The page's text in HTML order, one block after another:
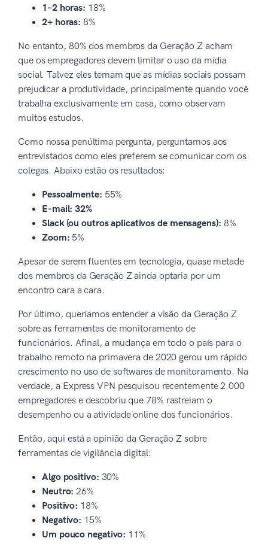
1–2 horas: 18%
2+ horas: 8%
No entanto, 80% dos membros da Geração Z acham
que os empregadores devem limitar o uso da mídia
social. Talvez eles temam que as mídias sociais possam
prejudicar a produtividade, principalmente quando você
trabalha exclusivamente em casa, como observam
muitos estudos.
Como nossa penúltima pergunta, perguntamos aos
entrevistados como eles preferem se comunicar com os
colegas. Abaixo estão os resultados:
Pessoalmente: 55%
E-mail: 32%
Slack (ou outros aplicativos de mensagens): 8%
Zoom: 5%
Apesar de serem fluentes em tecnologia, quase metade
dos membros da Geração Z ainda optaria por um
encontro cara a cara.
Por último, queríamos entender a visão da Geração Z
sobre as ferramentas de monitoramento de
funcionários. Afinal, a mudança em todo o país para o
trabalho remoto na primavera de 2020 gerou um rápido
crescimento no uso de softwares de monitoramento. Na
verdade, a Express VPN pesquisou recentemente 2.000
empregadores e descobriu que 78% rastreiam o
desempenho ou a atividade online dos funcionários.
Então, aqui está a opinião da Geração Z sobre
ferramentas de vigilância digital:
Algo positivo: 30%
Neutro: 26%
Positivo: 18%
Negativo: 15%
Um pouco negativo: 11%